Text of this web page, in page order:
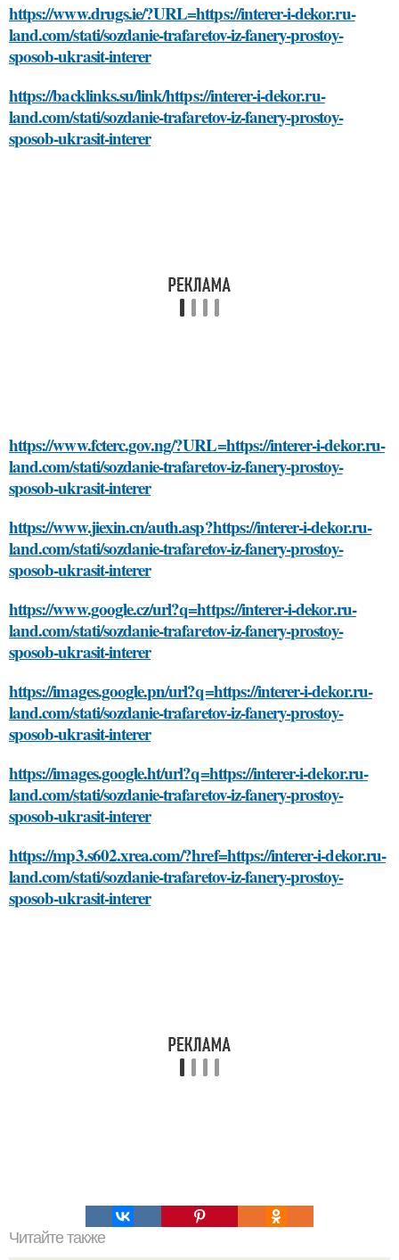
https://www.drugs.ie/?URL=https://interer-i-dekor.ru-
land.com/stati/sozdanie-trafaretov-iz-fanery-prostoy-
sposob-ukrasit-interer
https://backlinks.su/link/https://interer-i-dekor.ru-
land.com/stati/sozdanie-trafaretov-iz-fanery-prostoy-
sposob-ukrasit-interer
https://www.fcterc.gov.ng/?URL=https://interer-i-dekor.ru-
land.com/stati/sozdanie-trafaretov-iz-fanery-prostoy-
sposob-ukrasit-interer
https://www.jiexin.cn/auth.asp?https://interer-i-dekor.ru-
land.com/stati/sozdanie-trafaretov-iz-fanery-prostoy-
sposob-ukrasit-interer
https://www.google.cz/url?q=https://interer-i-dekor.ru-
land.com/stati/sozdanie-trafaretov-iz-fanery-prostoy-
sposob-ukrasit-interer
https://images.google.pn/url?q=https://interer-i-dekor.ru-
land.com/stati/sozdanie-trafaretov-iz-fanery-prostoy-
sposob-ukrasit-interer
https://images.google.ht/url?q=https://interer-i-dekor.ru-
land.com/stati/sozdanie-trafaretov-iz-fanery-prostoy-
sposob-ukrasit-interer
https://mp3.s602.xrea.com/?href=https://interer-i-dekor.ru-
land.com/stati/sozdanie-trafaretov-iz-fanery-prostoy-
sposob-ukrasit-interer
Читайте также